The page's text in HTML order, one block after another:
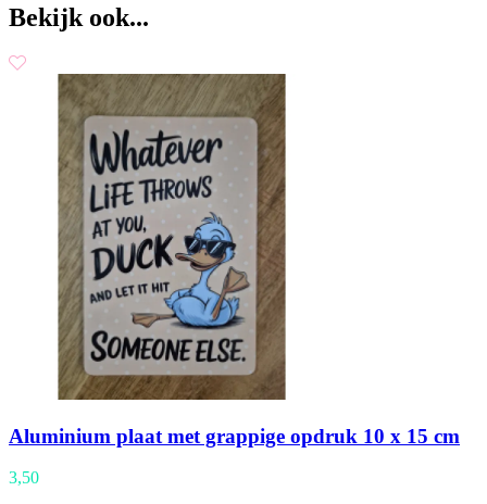
Bekijk ook...
Aluminium plaat met grappige opdruk 10 x 15 cm
3,50